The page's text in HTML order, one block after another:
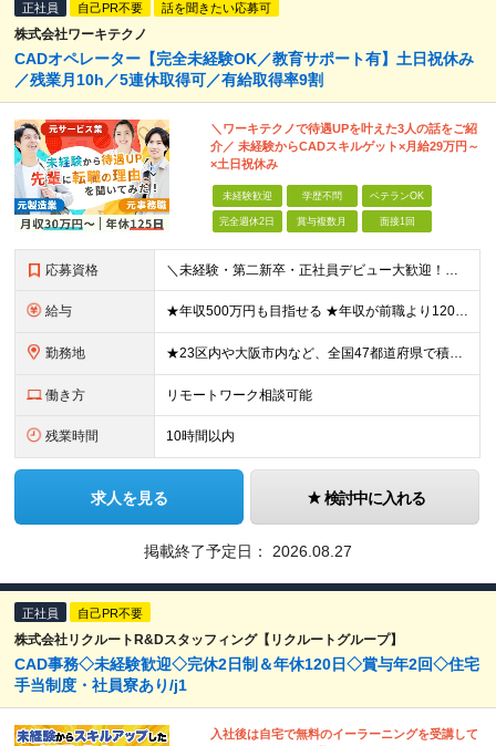
正社員 自己PR不要 話を聞きたい応募可
株式会社ワーキテクノ
CADオペレーター【完全未経験OK／教育サポート有】土日祝休み
／残業月10h／5連休取得可／有給取得率9割
＼ワーキテクノで待遇UPを叶えた3人の話をご紹
介／ 未経験からCADスキルゲット×月給29万円～
×土日祝休み
未経験歓迎 学歴不問 ベテランOK
完全週休2日 賞与複数月 面接1回
応募資格 ＼未経験・第二新卒・正社員デビュー大歓迎！／ ☆アパレルや飲食、ビルメンテ、職人、モデルなど、異業種出身の社員が多数活躍中です！ ■20～30代の若手中心に活躍中！ ■人物重視の採用 ■転職回数不問
給与 ★年収500万円も目指せる ★年収が前職より120万円アップした実績あり ★前職の給与を最大限に考慮します！ 【経験者】 ■月給35万円～80万円＋各種手当＋賞与年2回 【未経験者/首都圏】 ■月
勤務地 ★23区内や大阪市内など、全国47都道府県で積極採用中！ ★直行直帰OK◎ ★U・Iターン歓迎 ★会社都合の転勤なし！ ご家族の転勤などに合わせた勤務先の変更はOK◎ ★大阪・東京・名古屋・福岡への引
働き方 リモートワーク相談可能
残業時間 10時間以内
求人を見る 検討中に入れる
掲載終了予定日： 2026.08.27
正社員 自己PR不要
株式会社リクルートR&Dスタッフィング【リクルートグループ】
CAD事務◇未経験歓迎◇完休2日制＆年休120日◇賞与年2回◇住宅
手当制度・社員寮あり/j1
入社後は自宅で無料のイーラーニングを受講して